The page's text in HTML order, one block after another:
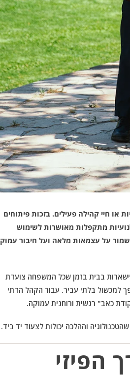
חיי קהילה פעילים. בזכות פיתוחים
מתקפלות מאושרות לשימוש
על עצמאות מלאה ועל חיבור עמוק
בבית בזמן שכל המשפחה צועדת
למכשול בלתי עביר. עבור הקהל הדתי
כאב" רגשית ורוחנית עמוקה.
הפיזי